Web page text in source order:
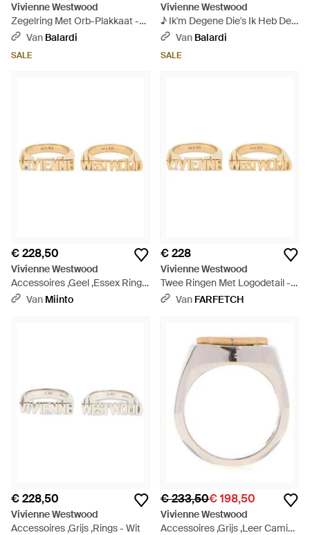
Vivienne Westwood
Zegelring Met Orb-Plakkaat -
RozeVan Balardi
SALE
Vivienne Westwood
♪ Ik'm Degene Die's Ik Heb De
Macht ♪ - Blauw
Van Balardi
SALE
€ 228,50
Vivienne Westwood
Accessoires ,Geel ,Essex Ring
Set - Naturel
Van Miinto
€ 228
Vivienne Westwood
Twee Ringen Met Logodetail -
Naturel
Van FARFETCH
€ 228,50
Vivienne Westwood
Accessoires ,Grijs ,Rings - Wit
€ 233,50€ 198,50
Vivienne Westwood
Accessoires ,Grijs ,Leer Camino